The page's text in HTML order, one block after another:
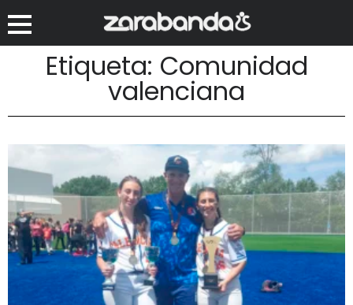
Etiqueta: Comunidad
valenciana